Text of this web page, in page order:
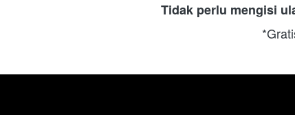
Tidak perlu mengisi